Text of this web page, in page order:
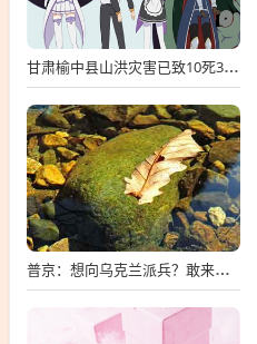
甘肃榆中县山洪灾害已致10死33失联
普京：想向乌克兰派兵？敢来就打，普京，敢派兵到乌克兰，将面临严厉反击